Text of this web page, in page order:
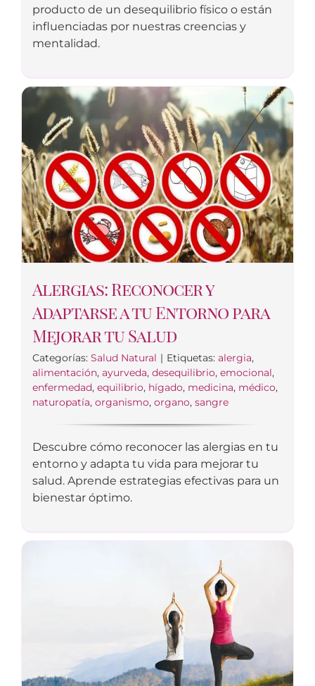
producto de un desequilibrio físico o están
influenciadas por nuestras creencias y
mentalidad.
Alergias: Reconocer y
Adaptarse a tu Entorno para
Mejorar tu Salud
Categorías: Salud Natural | Etiquetas: alergia,
alimentación, ayurveda, desequilibrio, emocional,
enfermedad, equilibrio, hígado, medicina, médico,
naturopatía, organismo, organo, sangre
Descubre cómo reconocer las alergias en tu
entorno y adapta tu vida para mejorar tu
salud. Aprende estrategias efectivas para un
bienestar óptimo.